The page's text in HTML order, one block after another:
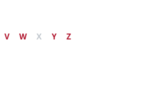
V W X Y Z